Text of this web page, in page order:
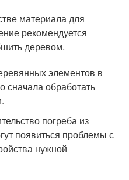
материала для
рекомендуется
деревом.
элементов в
сначала обработать
погреба из
появиться проблемы с
нужной